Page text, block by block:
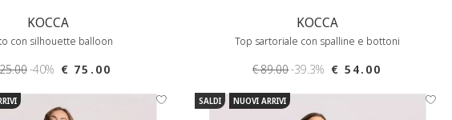
KOCCA
con silhouette balloon
-40% € 75.00
KOCCA
Top sartoriale con spalline e bottoni
€ 89.00-39.3% € 54.00
SALDI NUOVI ARRIVI